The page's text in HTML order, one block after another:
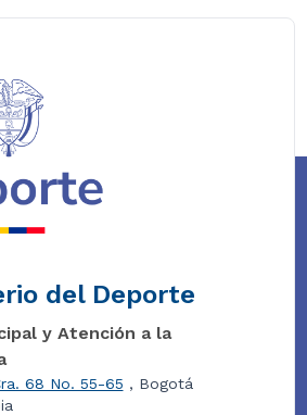
del Deporte
y Atención a la
68 No. 55-65 , Bogotá